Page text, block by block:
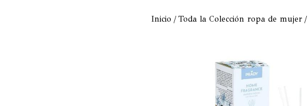
Inicio /Toda la Colección ropa de mujer/